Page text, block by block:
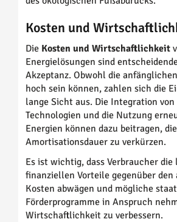
Kosten und
Die Kosten und Wirtschaftlichkeit
Energielösungen sind
Akzeptanz. Obwohl die
hoch sein können, zahlen sich die
lange Sicht aus. Die Integration
Technologien und die Nutzung
Energien können dazu beitragen, die
Amortisationsdauer zu verkürzen.
Es ist wichtig, dass Verbraucher
finanziellen Vorteile gegenüber den
Kosten abwägen und mögliche
Förderprogramme in Anspruch
Wirtschaftlichkeit zu verbessern.